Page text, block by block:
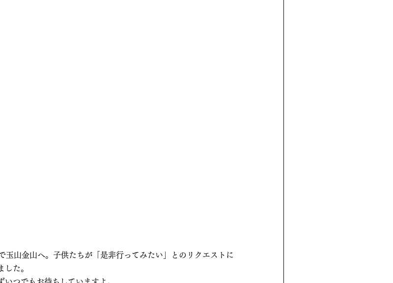
玉山金山へ。子供たちが「是非行ってみたい」とのリクエストに
た。